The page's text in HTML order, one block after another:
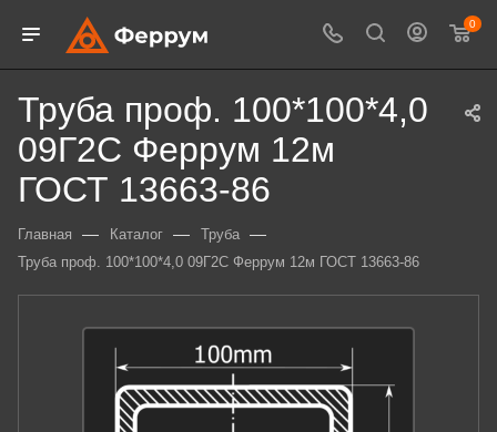
0
Труба проф. 100*100*4,0
09Г2С Феррум 12м
ГОСТ 13663-86
Главная — Каталог — Труба —
Труба проф. 100*100*4,0 09Г2С Феррум 12м ГОСТ 13663-86